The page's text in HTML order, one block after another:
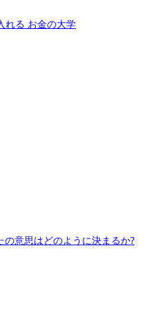
れる お金の大学
意思はどのように決まるか?